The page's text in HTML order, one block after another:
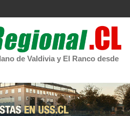
de Valdivia y El Ranco desde